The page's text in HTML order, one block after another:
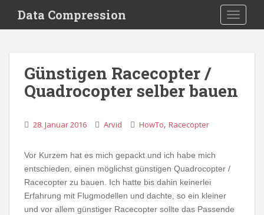
i
Data Compression
Günstigen Racecopter /
Quadrocopter selber bauen
28. Januar 2016 Arvid HowTo, Racecopter
Vor Kurzem hat es mich gepackt und ich habe mich
entschieden, einen möglichst günstigen Quadrocopter /
Racecopter zu bauen. Ich hatte bis dahin keinerlei
Erfahrung mit Flugmodellen und dachte, so ein kleiner
und vor allem günstiger Racecopter sollte das Passende